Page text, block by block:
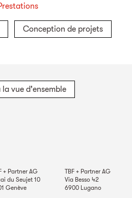
Conception de projets
la vue d'ensemble
+ Partner AG
du Seujet 10
Genève
TBF + Partner AG
Via Besso 42
6900 Lugano